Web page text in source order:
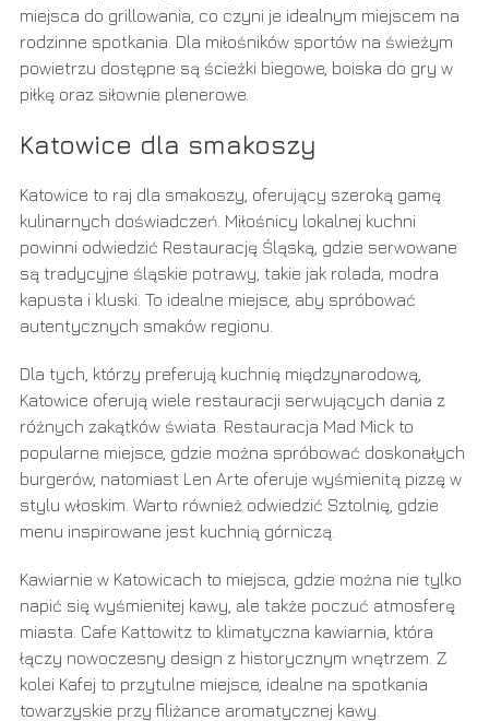
miejsca do grillowania, co czyni je idealnym miejscem na
rodzinne spotkania. Dla miłośników sportów na świeżym
powietrzu dostępne są ścieżki biegowe, boiska do gry w
piłkę oraz siłownie plenerowe.
Katowice dla smakoszy
Katowice to raj dla smakoszy, oferujący szeroką gamę
kulinarnych doświadczeń. Miłośnicy lokalnej kuchni
powinni odwiedzić Restaurację Śląską, gdzie serwowane
są tradycyjne śląskie potrawy, takie jak rolada, modra
kapusta i kluski. To idealne miejsce, aby spróbować
autentycznych smaków regionu.
Dla tych, którzy preferują kuchnię międzynarodową,
Katowice oferują wiele restauracji serwujących dania z
różnych zakątków świata. Restauracja Mad Mick to
popularne miejsce, gdzie można spróbować doskonałych
burgerów, natomiast Len Arte oferuje wyśmienitą pizzę w
stylu włoskim. Warto również odwiedzić Sztolnię, gdzie
menu inspirowane jest kuchnią górniczą.
Kawiarnie w Katowicach to miejsca, gdzie można nie tylko
napić się wyśmienitej kawy, ale także poczuć atmosferę
miasta. Cafe Kattowitz to klimatyczna kawiarnia, która
łączy nowoczesny design z historycznym wnętrzem. Z
kolei Kafej to przytulne miejsce, idealne na spotkania
towarzyskie przy filiżance aromatycznej kawy.